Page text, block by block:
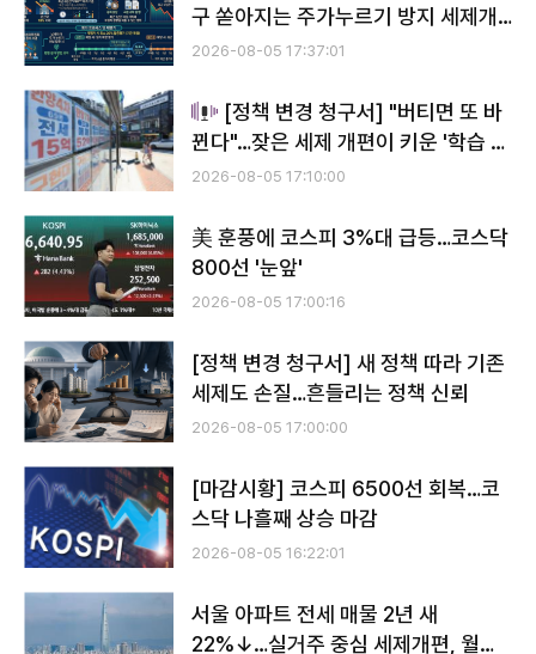
구 쏟아지는 주가누르기 방지 세제개
편안
2026-08-05 17:37:01
[정책 변경 청구서] "버티면 또 바
뀐다"…잦은 세제 개편이 키운 '학습 효
과'
2026-08-05 17:10:00
美 훈풍에 코스피 3%대 급등…코스닥
800선 '눈앞'
2026-08-05 17:00:16
[정책 변경 청구서] 새 정책 따라 기존
세제도 손질…흔들리는 정책 신뢰
2026-08-05 17:00:00
[마감시황] 코스피 6500선 회복…코
스닥 나흘째 상승 마감
2026-08-05 16:22:01
서울 아파트 전세 매물 2년 새
22%↓…실거주 중심 세제개편, 월세